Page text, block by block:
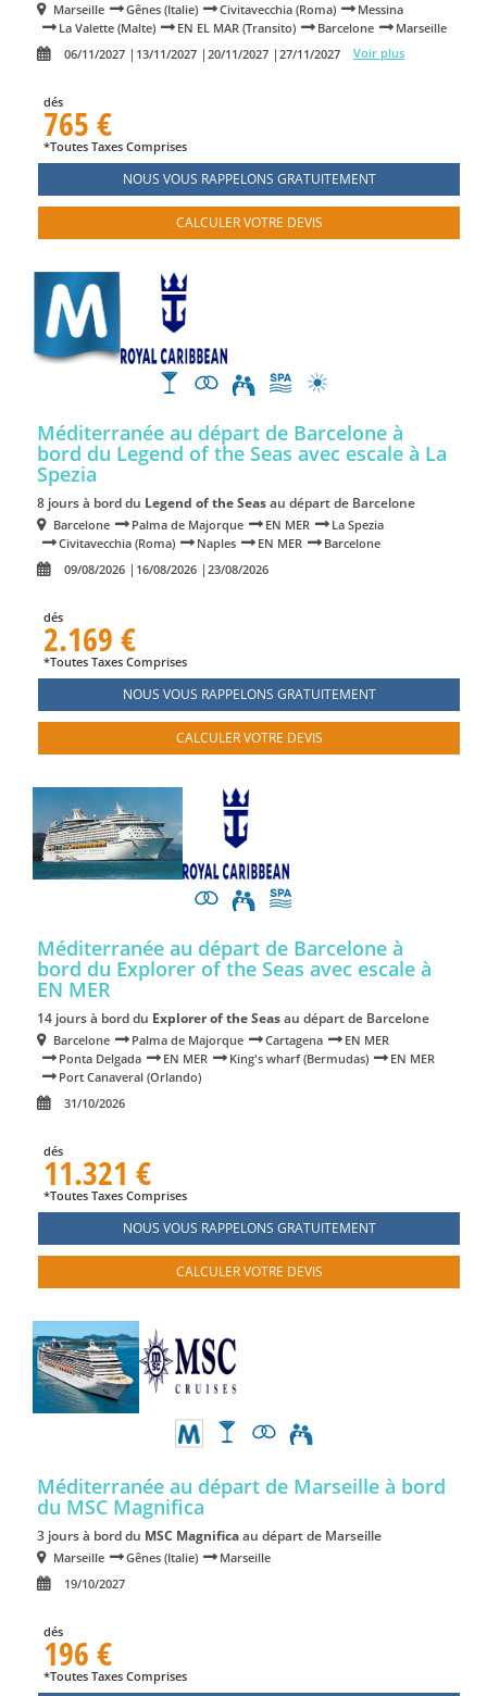
Marseille Gênes (Italie) Civitavecchia (Roma)
Messina
La Valette (Malte)
EN EL MAR (Transito) Barcelone
Marseille
06/11/2027
13/11/2027 20/11/2027 27/11/2027 Voir plus
dés
765 €
*Toutes Taxes Comprises
NOUS VOUS RAPPELONS GRATUITEMENT
CALCULER VOTRE DEVIS
Méditerranée au départ de Barcelone à
bord du Legend of the Seas avec escale à La
Spezia
8 jours à bord du Legend of the Seasau départ de Barcelone
Barcelone Palma de Majorque EN MER
La Spezia
Civitavecchia (Roma)
Naples EN MER
Barcelone
09/08/2026
16/08/2026 23/08/2026
dés
2.169 €
*Toutes Taxes Comprises
NOUS VOUS RAPPELONS GRATUITEMENT
CALCULER VOTRE DEVIS
Méditerranée au départ de Barcelone à
bord du Explorer of the Seas avec escale à
EN MER
14 jours à bord du Explorer of the Seasau départ de Barcelone
Barcelone Palma de Majorque Cartagena
EN MER
Ponta Delgada
EN MER King's wharf (Bermudas)
EN MER
Port Canaveral (Orlando)
31/10/2026
dés
11.321 €
*Toutes Taxes Comprises
NOUS VOUS RAPPELONS GRATUITEMENT
CALCULER VOTRE DEVIS
Méditerranée au départ de Marseille à bord
du MSC Magnifica
3 jours à bord du MSC Magnificaau départ de Marseille
Marseille Gênes (Italie)
Marseille
19/10/2027
dés
196 €
*Toutes Taxes Comprises